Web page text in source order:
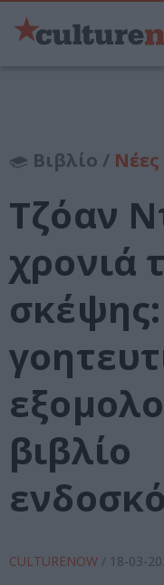
Βιβλίο / Νέες
Τζόαν
χρονιά
βιβλίο
CULTURENOW / 18-03-